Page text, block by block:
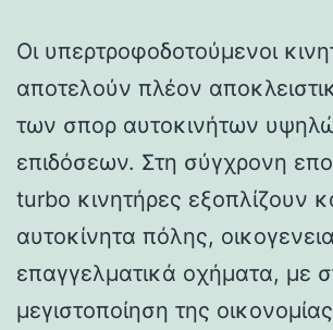
Οι υπερτροφοδοτούμενοι
αποτελούν πλέον
των σπορ αυτοκινήτων
επιδόσεων. Στη σύγχρονη
turbo κινητήρες εξοπλίζουν
αυτοκίνητα πόλης,
επαγγελματικά οχήματα, με
μεγιστοποίηση της